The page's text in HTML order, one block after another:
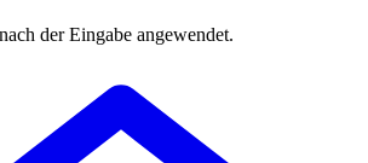
der Eingabe angewendet.